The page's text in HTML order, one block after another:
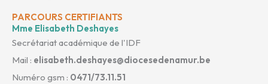
PARCOURS CERTIFIANTS
Mme Elisabeth Deshayes
Secrétariat académique de l'IDF
Mail : elisabeth.deshayes@diocesedenamur.be
Numéro gsm : 0471/73.11.51